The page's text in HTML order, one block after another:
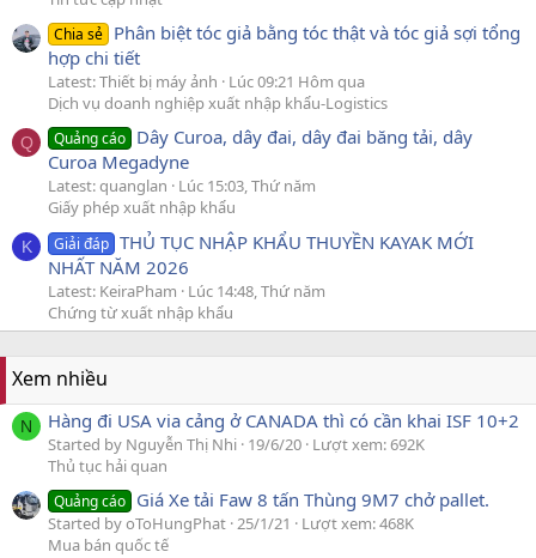
Chia sẻ Phân biệt tóc giả bằng tóc thật và tóc giả sợi tổng
hợp chi tiết
Latest: Thiết bị máy ảnh
Lúc 09:21 Hôm qua
Dịch vụ doanh nghiệp xuất nhập khẩu-Logistics
Q Quảng cáo Dây Curoa, dây đai, dây đai băng tải, dây
Curoa Megadyne
Latest: quanglan
Lúc 15:03, Thứ năm
Giấy phép xuất nhập khẩu
K Giải đáp THỦ TỤC NHẬP KHẨU THUYỀN KAYAK MỚI
NHẤT NĂM 2026
Latest: KeiraPham
Lúc 14:48, Thứ năm
Chứng từ xuất nhập khẩu
Xem nhiều
N Hàng đi USA via cảng ở CANADA thì có cần khai ISF 10+2
Started by Nguyễn Thị Nhi 19/6/20 Lượt xem: 692K
Thủ tục hải quan
Quảng cáo Giá Xe tải Faw 8 tấn Thùng 9M7 chở pallet.
Started by oToHungPhat 25/1/21
Lượt xem: 468K
Mua bán quốc tế